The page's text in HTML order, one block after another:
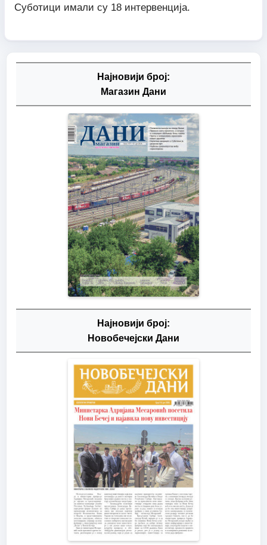
Суботици имали су 18 интервенција.
Најновији број:
Магазин Дани
Најновији број:
Новобечејски Дани